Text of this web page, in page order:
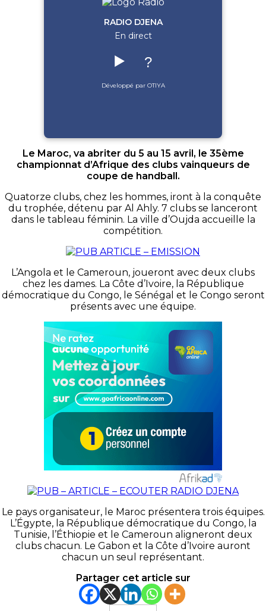
RADIO DJENA
En direct
▶️ ?
Développé par OTIYA
Le Maroc, va abriter du 5 au 15 avril, le 35ème
championnat d’Afrique des clubs vainqueurs de
coupe de handball.
Quatorze clubs, chez les hommes, iront à la conquête
du trophée, détenu par Al Ahly. 7 clubs se lanceront
dans le tableau féminin. La ville d’Oujda accueille la
compétition.
L’Angola et le Cameroun, joueront avec deux clubs
chez les dames. La Côte d’Ivoire, la République
démocratique du Congo, le Sénégal et le Congo seront
présents avec une équipe.
Le pays organisateur, le Maroc présentera trois équipes.
L’Égypte, la République démocratique du Congo, la
Tunisie, l’Éthiopie et le Cameroun aligneront deux
clubs chacun. Le Gabon et la Côte d’Ivoire auront
chacun un seul représentant.
Partager cet article sur